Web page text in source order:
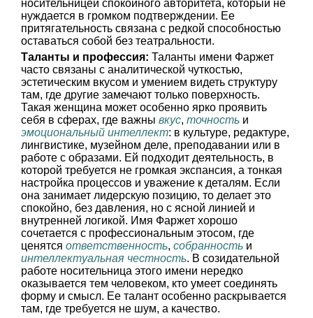
носительницей спокойного авторитета, который не
нуждается в громком подтверждении. Ее
притягательность связана с редкой способностью
оставаться собой без театральности.
Таланты и профессия: Таланты имени Фаржет
часто связаны с аналитической чуткостью,
эстетическим вкусом и умением видеть структуру
там, где другие замечают только поверхность.
Такая женщина может особенно ярко проявить
себя в сферах, где важны вкус, точность и
эмоциональный интеллект: в культуре, редактуре,
лингвистике, музейном деле, преподавании или в
работе с образами. Ей подходит деятельность, в
которой требуется не громкая экспансия, а тонкая
настройка процессов и уважение к деталям. Если
она занимает лидерскую позицию, то делает это
спокойно, без давления, но с ясной линией и
внутренней логикой. Имя Фаржет хорошо
сочетается с профессиональным этосом, где
ценятся ответственность, собранность и
интеллектуальная честность. В созидательной
работе носительница этого имени нередко
оказывается тем человеком, кто умеет соединять
форму и смысл. Ее талант особенно раскрывается
там, где требуется не шум, а качество.